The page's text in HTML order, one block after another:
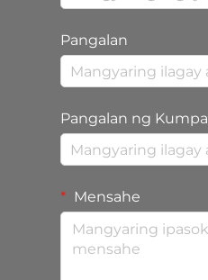
Pangalan
Pangalan ng
Mensahe